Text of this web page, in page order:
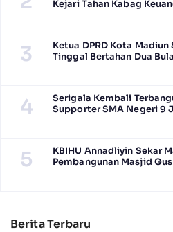
Kejari Tahan Kabag
3
Ketua DPRD Kota
Tinggal Bertahan Dua
4
Serigala Kembali
Supporter SMA Negeri 9
5
KBIHU Annadliyin Sekar
Pembangunan Masjid
Berita Terbaru